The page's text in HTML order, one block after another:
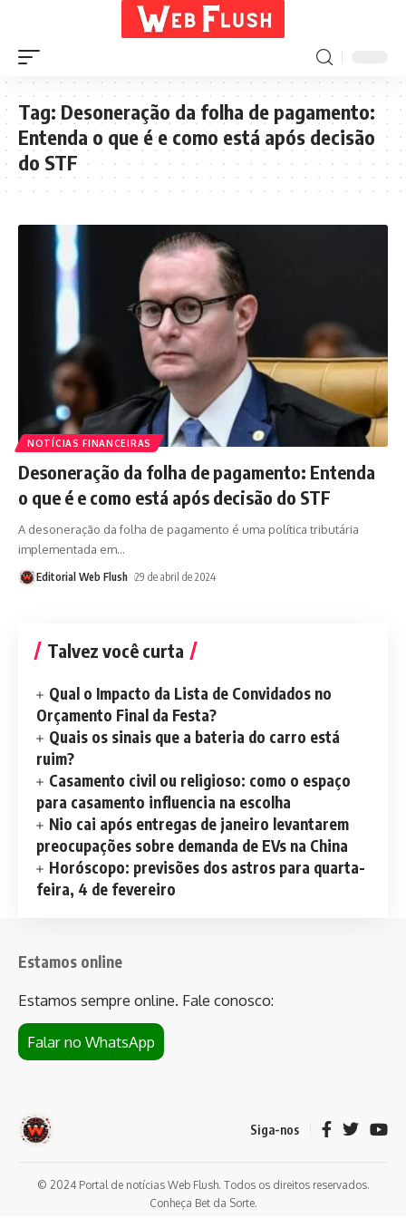
Tag:Desoneração da folha de pagamento:
Entenda o que é e como está após decisão
do STF
NOTÍCIAS FINANCEIRAS
Desoneração da folha de pagamento: Entenda
o que é e como está após decisão do STF
A desoneração da folha de pagamento é uma política tributária
implementada em…
Editorial Web Flush 29 de abril de 2024
Talvez você curta
Qual o Impacto da Lista de Convidados no
Orçamento Final da Festa?
Quais os sinais que a bateria do carro está
ruim?
Casamento civil ou religioso: como o espaço
para casamento influencia na escolha
Nio cai após entregas de janeiro levantarem
preocupações sobre demanda de EVs na China
Horóscopo: previsões dos astros para quarta-
feira, 4 de fevereiro
Estamos online
Estamos sempre online. Fale conosco:
Falar no WhatsApp
Siga-nos
© 2024 Portal de notícias Web Flush. Todos os direitos reservados.
Conheça Bet da Sorte.